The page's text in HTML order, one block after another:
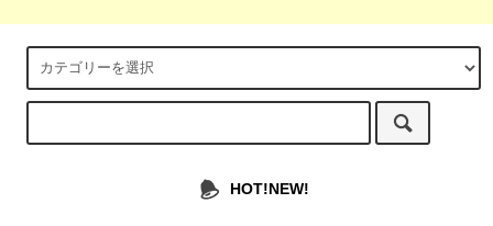
HOT!NEW!